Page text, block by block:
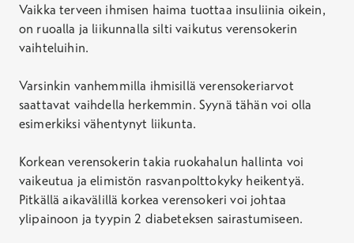
Vaikka terveen ihmisen haima tuottaa insuliinia oikein,
on ruoalla ja liikunnalla silti vaikutus verensokerin
vaihteluihin.
Varsinkin vanhemmilla ihmisillä verensokeriarvot
saattavat vaihdella herkemmin. Syynä tähän voi olla
esimerkiksi vähentynyt liikunta.
Korkean verensokerin takia ruokahalun hallinta voi
vaikeutua ja elimistön rasvanpolttokyky heikentyä.
Pitkällä aikavälillä korkea verensokeri voi johtaa
ylipainoon ja tyypin 2 diabeteksen sairastumiseen.